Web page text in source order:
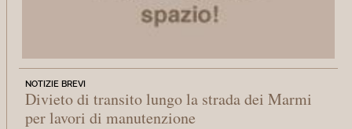
NOTIZIE BREVI
Divieto di transito lungo la strada dei Marmi
per lavori di manutenzione